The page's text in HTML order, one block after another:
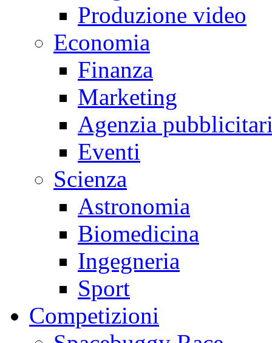
Produzione video
Economia
Finanza
Marketing
Agenzia
Eventi
Scienza
Astronomia
Biomedicina
Ingegneria
Sport
Competizioni